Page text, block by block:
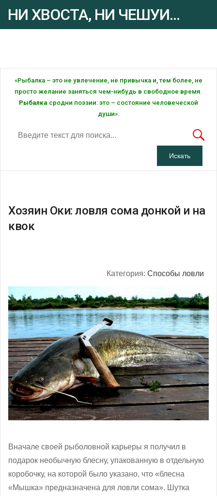
НИ ХВОСТА, НИ ЧЕШУИ...
«Рыбалка – это не увлечение, не привычка и, тем более, не
просто желание заняться чем-нибудь в свободное время.
Рыбалка сродни поэзии: это – состояние человеческой
души».
Хозяин Оки: ловля сома донкой и на
квок
Категория: Способы ловли
Вначале своей рыболовной карьеры я получил в
подарок необычную блесну, упакованную в отдельную
коробочку, на которой было указано, что «блесна
«Мышка» предназначена для ловли сома». Шутка